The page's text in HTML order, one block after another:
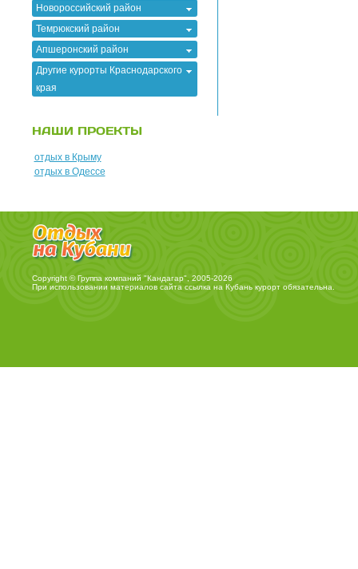
Новороссийский район
Темрюкский район
Апшеронский район
Другие курорты Краснодарского
края
НАШИ ПРОЕКТЫ
отдых в Крыму
отдых в Одессе
Copyright © Группа компаний "Кандагар", 2005-2026
При использовании материалов сайта ссылка на Кубань курортобязательна.